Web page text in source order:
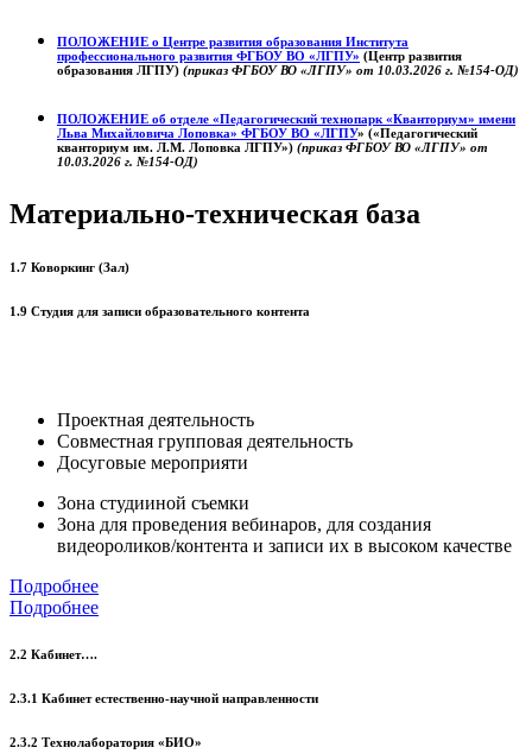
ПОЛОЖЕНИЕ о Центре развития образования Института
профессионального развития ФГБОУ ВО «ЛГПУ» (Центр развития
образования ЛГПУ) (приказ ФГБОУ ВО «ЛГПУ» от 10.03.2026 г. №154-ОД)
ПОЛОЖЕНИЕ об отделе «Педагогический технопарк «Кванториум» имени
Льва Михайловича Лоповка» ФГБОУ ВО «ЛГПУ» («Педагогический
кванториум им. Л.М. Лоповка ЛГПУ») (приказ ФГБОУ ВО «ЛГПУ» от
10.03.2026 г. №154-ОД)
Материально-техническая база
1.7 Коворкинг (Зал)
1.9 Студия для записи образовательного контента
Проектная деятельность
Совместная групповая деятельность
Досуговые мероприяти
Зона студииной съемки
Зона для проведения вебинаров, для создания
видеороликов/контента и записи их в высоком качестве
Подробнее
Подробнее
2.2 Кабинет….
2.3.1 Кабинет естественно-научной направленности
2.3.2 Технолаборатория «БИО»